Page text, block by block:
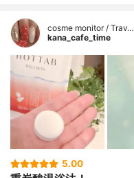
cosme monitor / Trav…
kana_cafe_time
5.00